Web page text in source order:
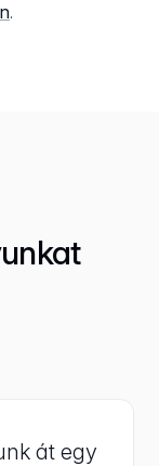
.
át egy